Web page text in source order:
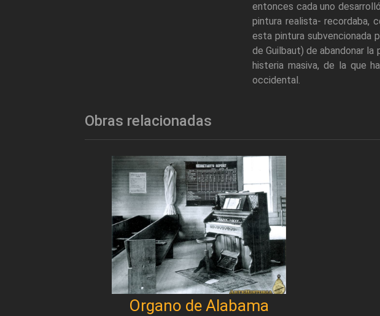
entonces cada uno
pintura realista- recordaba,
esta pintura subvencionada
de Guilbaut) de abandonar
histeria masiva, de la que
occidental.
Obras relacionadas
Organo de Alabama